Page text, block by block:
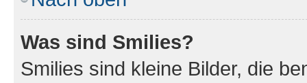
Was sind Smilies?
Smilies sind kleine Bilder, die